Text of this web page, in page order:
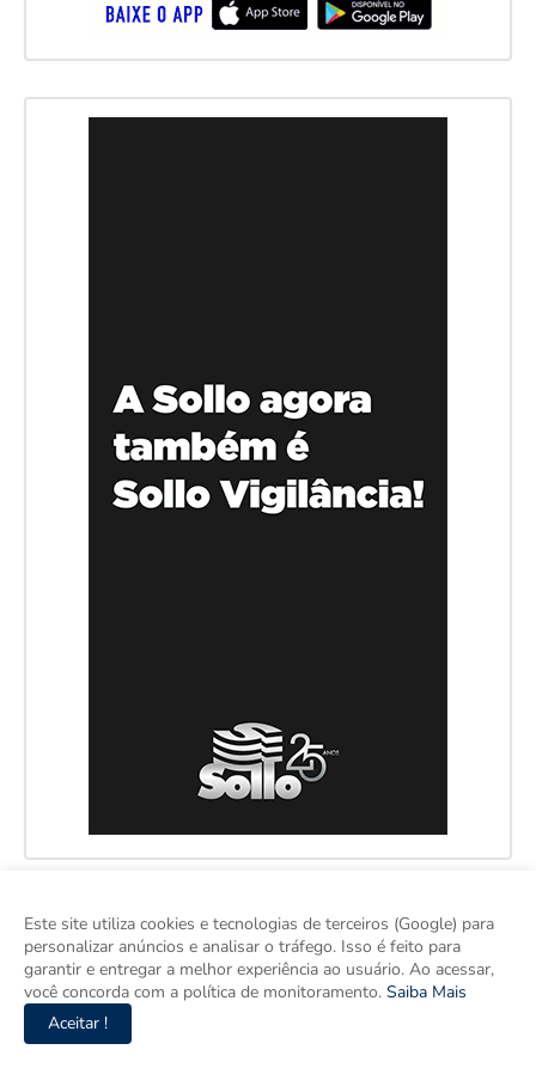
Este site utiliza cookies e tecnologias de terceiros (Google) para
personalizar anúncios e analisar o tráfego. Isso é feito para
garantir e entregar a melhor experiência ao usuário. Ao acessar,
você concorda com a política de monitoramento. Saiba Mais
Aceitar !